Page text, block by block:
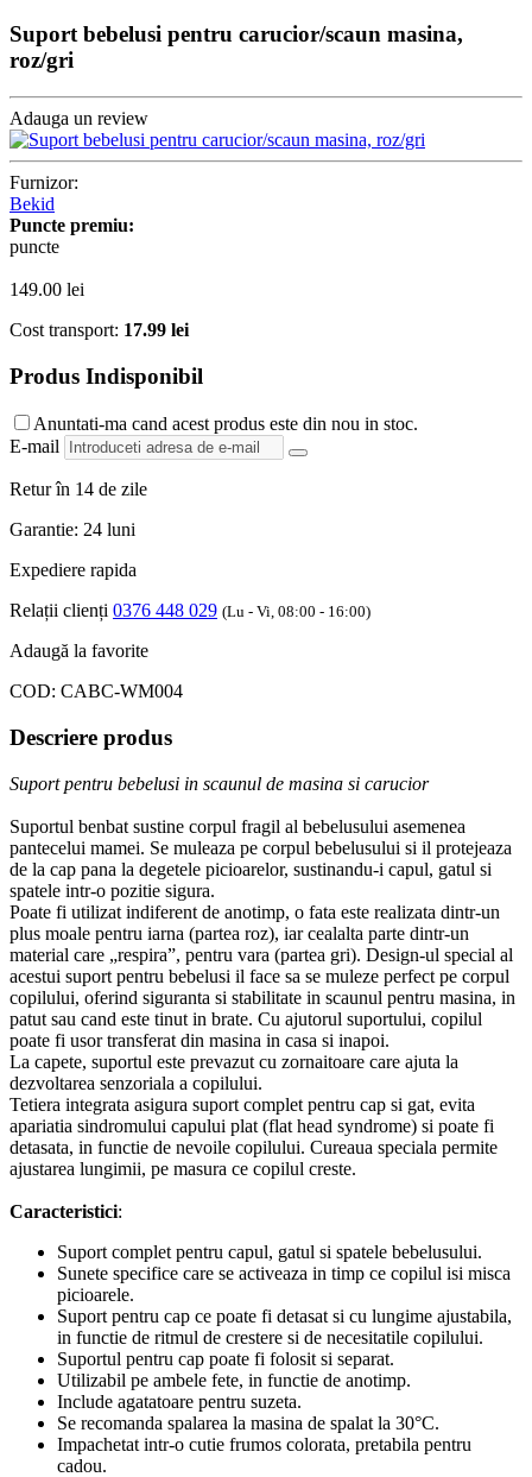
Suport bebelusi pentru carucior/scaun masina,
roz/gri
Adauga un review
Furnizor:
Bekid
Puncte premiu:
puncte
149.00 lei
Cost transport: 17.99 lei
Produs Indisponibil
Anuntati-ma cand acest produs este din nou in stoc.
E-mail
Retur în 14 de zile
Garantie: 24 luni
Expediere rapida
Relații clienți 0376 448 029 (Lu - Vi, 08:00 - 16:00)
Adaugă la favorite
COD: CABC-WM004
Descriere produs
Suport pentru bebelusi in scaunul de masina si carucior
Suportul benbat sustine corpul fragil al bebelusului asemenea
pantecelui mamei. Se muleaza pe corpul bebelusului si il protejeaza
de la cap pana la degetele picioarelor, sustinandu-i capul, gatul si
spatele intr-o pozitie sigura.
Poate fi utilizat indiferent de anotimp, o fata este realizata dintr-un
plus moale pentru iarna (partea roz), iar cealalta parte dintr-un
material care „respira”, pentru vara (partea gri). Design-ul special al
acestui suport pentru bebelusi il face sa se muleze perfect pe corpul
copilului, oferind siguranta si stabilitate in scaunul pentru masina, in
patut sau cand este tinut in brate. Cu ajutorul suportului, copilul
poate fi usor transferat din masina in casa si inapoi.
La capete, suportul este prevazut cu zornaitoare care ajuta la
dezvoltarea senzoriala a copilului.
Tetiera integrata asigura suport complet pentru cap si gat, evita
apariatia sindromului capului plat (flat head syndrome) si poate fi
detasata, in functie de nevoile copilului. Cureaua speciala permite
ajustarea lungimii, pe masura ce copilul creste.
Caracteristici:
Suport complet pentru capul, gatul si spatele bebelusului.
Sunete specifice care se activeaza in timp ce copilul isi misca
picioarele.
Suport pentru cap ce poate fi detasat si cu lungime ajustabila,
in functie de ritmul de crestere si de necesitatile copilului.
Suportul pentru cap poate fi folosit si separat.
Utilizabil pe ambele fete, in functie de anotimp.
Include agatatoare pentru suzeta.
Se recomanda spalarea la masina de spalat la 30°C.
Impachetat intr-o cutie frumos colorata, pretabila pentru
cadou.